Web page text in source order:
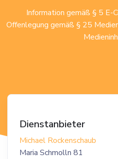
Information gemäß § 5 E-
Offenlegung gemäß § 25
Dienstanbieter
Michael Rockenschaub
Maria Schmolln 81